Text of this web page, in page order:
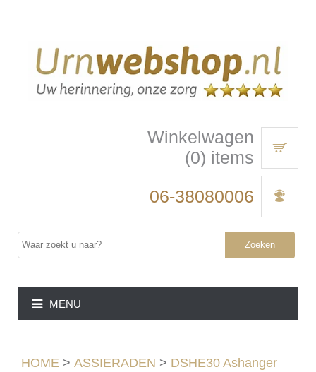
Winkelwagen
(0) items
06-38080006
Zoeken
MENU
HOME > ASSIERADEN > DSHE30 Ashanger